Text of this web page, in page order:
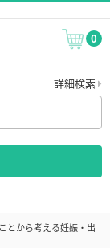
0
詳細検索
とから考える妊娠・出